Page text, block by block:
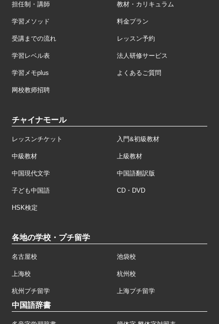
担任制・講師 教材・カリキュラム
学習メソッド 料金プラン
受講までの流れ レッスン予約
学習レベル表 法人研修サービス
学習メモplus よくあるご質問
网校教师招聘
チャイナモール
レッスンチケット 入門&初級教材
中級教材 上級教材
中国現代文学 中国語翻訳版
子ども中国語 CD・DVD
HSK検定
各地の学校・プチ留学
名古屋校 池袋校
上海校 杭州校
杭州プチ留学 上海プチ留学
中国語辞書